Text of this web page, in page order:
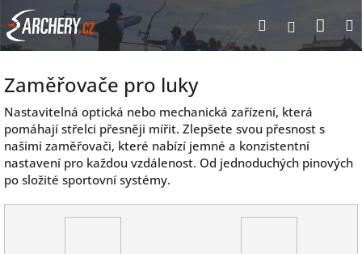
Přejít
na
obsah
Hledat
Zaměřovače pro luky
Nastavitelná optická nebo mechanická zařízení, která
pomáhají střelci přesněji mířit. Zlepšete svou přesnost s
našimi zaměřovači, které nabízí jemné a konzistentní
nastavení pro každou vzdálenost. Od jednoduchých pinových
po složité sportovní systémy.